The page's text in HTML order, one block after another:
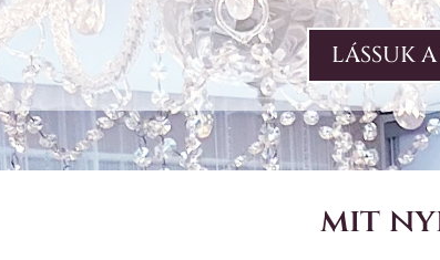
LÁSSUK
mit